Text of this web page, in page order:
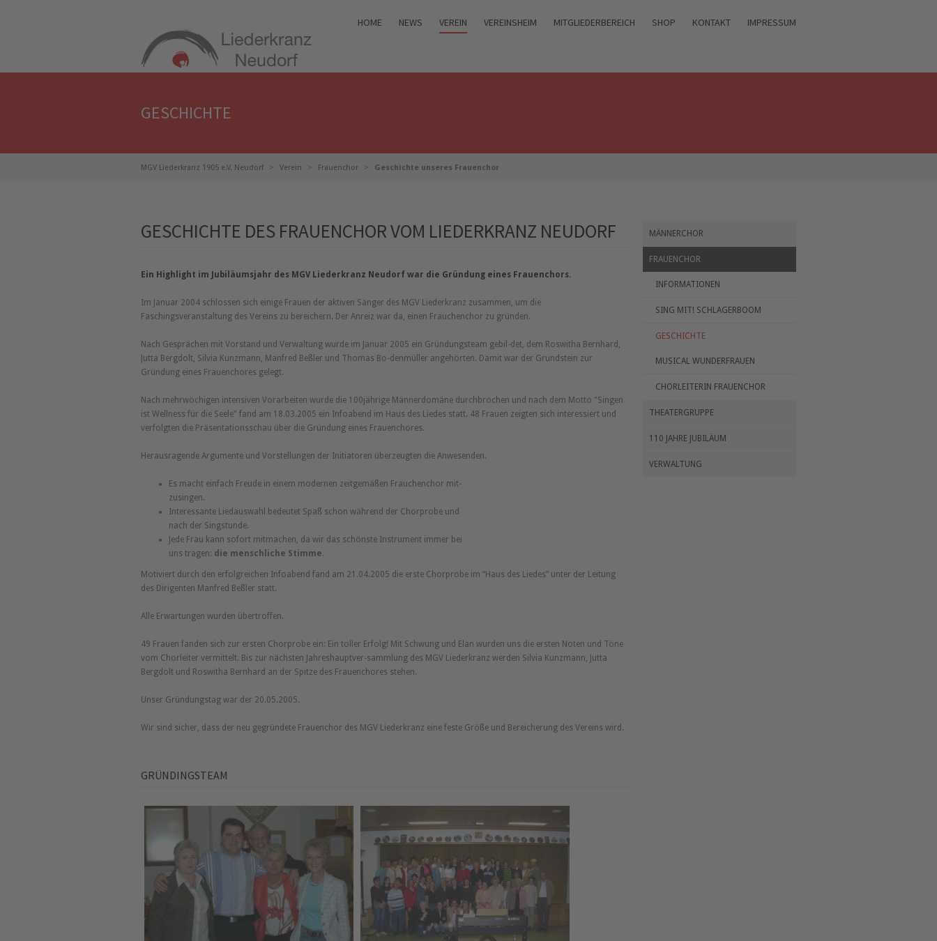
HOME NEWS VEREIN VEREINSHEIM MITGLIEDERBEREICH SHOP KONTAKT IMPRESSUM
GESCHICHTE
MGV Liederkranz 1905 e.V. Neudorf Verein Frauenchor Geschichte unseres Frauenchor
GESCHICHTE DES FRAUENCHOR VOM LIEDERKRANZ NEUDORF
Ein Highlight im Jubiläumsjahr des MGV Liederkranz Neudorf war die Gründung eines Frauenchors.
Im Januar 2004 schlossen sich einige Frauen der aktiven Sänger des MGV Liederkranz zusammen, um die
Faschingsveranstaltung des Vereins zu bereichern. Der Anreiz war da, einen Frauchenchor zu gründen.
Nach Gesprächen mit Vorstand und Verwaltung wurde im Januar 2005 ein Gründungsteam gebil-det, dem Roswitha Bernhard,
Jutta Bergdolt, Silvia Kunzmann, Manfred Beßler und Thomas Bo-denmüller angehörten. Damit war der Grundstein zur
Gründung eines Frauenchores gelegt.
Nach mehrwöchigen intensiven Vorarbeiten wurde die 100jährige Männerdomäne durchbrochen und nach dem Motto "Singen
ist Wellness für die Seele" fand am 18.03.2005 ein Infoabend im Haus des Liedes statt. 48 Frauen zeigten sich interessiert und
verfolgten die Präsentationsschau über die Gründung eines Frauenchores.
Herausragende Argumente und Vorstellungen der Initiatoren überzeugten die Anwesenden.
Es macht einfach Freude in einem modernen zeitgemäßen Frauchenchor mit-
zusingen.
Interessante Liedauswahl bedeutet Spaß schon während der Chorprobe und
nach der Singstunde.
Jede Frau kann sofort mitmachen, da wir das schönste Instrument immer bei
uns tragen: die menschliche Stimme.
Motiviert durch den erfolgreichen Infoabend fand am 21.04.2005 die erste Chorprobe im “Haus des Liedes” unter der Leitung
des Dirigenten Manfred Beßler statt.
Alle Erwartungen wurden übertroffen.
49 Frauen fanden sich zur ersten Chorprobe ein: Ein toller Erfolg! Mit Schwung und Elan wurden uns die ersten Noten und Töne
vom Chorleiter vermittelt. Bis zur nächsten Jahreshauptver-sammlung des MGV Liederkranz werden Silvia Kunzmann, Jutta
Bergdolt und Roswitha Bernhard an der Spitze des Frauenchores stehen.
Unser Gründungstag war der 20.05.2005.
Wir sind sicher, dass der neu gegründete Frauenchor des MGV Liederkranz eine feste Größe und Bereicherung des Vereins wird.
GRÜNDINGSTEAM
MÄNNERCHOR
FRAUENCHOR
INFORMATIONEN
SING MIT! SCHLAGERBOOM
GESCHICHTE
MUSICAL WUNDERFRAUEN
CHORLEITERIN FRAUENCHOR
THEATERGRUPPE
110 JAHRE JUBILÄUM
VERWALTUNG